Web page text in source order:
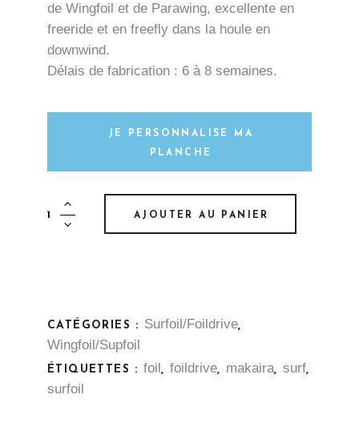
de Wingfoil et de Parawing, excellente en
freeride et en freefly dans la houle en
downwind.
Délais de fabrication : 6 à 8 semaines.
JE PERSONNALISE MA
PLANCHE
RÉCAPITULATIF :
DIMENSIONS :
PAD INTEGRAL :
IS ARTISTIQUE :
Blue
Shark
AJOUTER AU PANIER
CATÉGORIES : Surfoil/Foildrive,
Wingfoil/Supfoil
ÉTIQUETTES :foil,foildrive, makaira, surf,
surfoil